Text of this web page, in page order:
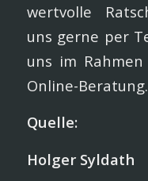
wertvolle
uns gerne per
uns im
Online-Beratung.
Quelle:
Holger Syldath